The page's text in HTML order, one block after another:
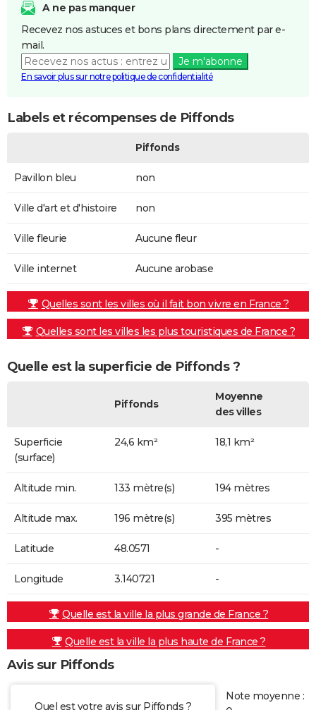
A ne pas manquer
Recevez nos astuces et bons plans directement par e-
mail.
Je m'abonne
En savoir plus sur notre politique de confidentialité
Labels et récompenses de Piffonds
Piffonds
Pavillon bleu non
Ville d'art et d'histoire non
Ville fleurie Aucune fleur
Ville internet Aucune arobase
Quelles sont les villes où il fait bon vivre en France ?
Quelles sont les villes les plus touristiques de France ?
Quelle est la superficie de Piffonds ?
Piffonds
Moyenne
des villes
Superficie
(surface)
24,6 km² 18,1 km²
Altitude min. 133 mètre(s) 194 mètres
Altitude max. 196 mètre(s) 395 mètres
Latitude 48.0571 -
Longitude 3.140721 -
Quelle est la ville la plus grande de France ?
Quelle est la ville la plus haute de France ?
Avis sur Piffonds
Quel est votre avis sur Piffonds ?
Note moyenne :